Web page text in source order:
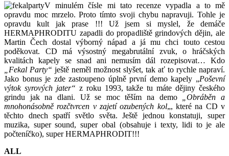
V minulém čísle mi tato recenze vypadla a to mě
opravdu moc mrzelo. Proto tímto svoji chybu napravuji. Tohle je
opravdu kult jak prase !!! Už jsem si myslel, že demáče
HERMAPHRODITU zapadli do propadliště grindových dějin, ale
Martin Čech dostal výborný nápad a já mu chci touto cestou
poděkovat. CD má výsostný megabrutální zvuk, o hráčských
kvalitách kapely se snad ani nemusím dál rozepisovat… Kdo
„Fekal Party“ ještě neměl možnost slyšet, tak ať to rychle napraví.
Jako bonus je zde zastoupeno úplně první demo kapely „Poševní
výtok syrových jater“ z roku 1993, takže tu máte dějiny českého
grindu jak na dlani. Už se moc těším na demo
„Obráběn a
mnohonásobně rozčtvrcen v zajetí ozubených kol„, které na CD v
těchto dnech spatří světlo světa. Ještě jednou konstatuji, super
muzika, super sound, super obal (obsahuje i texty, lidi to je ale
počteníčko), super HERMAPHRODIT!!!
ALL